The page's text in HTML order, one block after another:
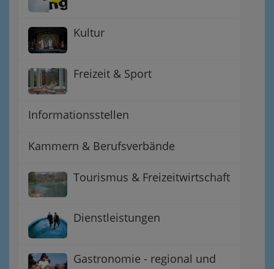
Kultur
Freizeit & Sport
Informationsstellen
Kammern & Berufsverbände
Tourismus & Freizeitwirtschaft
Dienstleistungen
Gastronomie - regional und